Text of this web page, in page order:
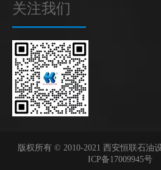
关注我们
版权所有 © 2010-2021 西安恒联石油
ICP备17009945号